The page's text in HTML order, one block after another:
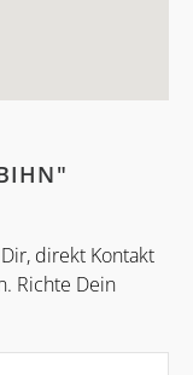
direkt Kontakt
Richte Dein